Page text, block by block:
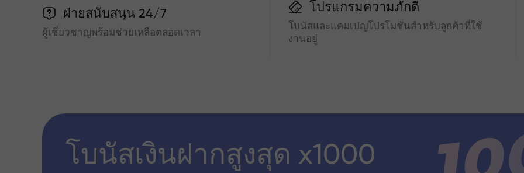
ฝ่ายสนับสนุน 24/7
ผู้เชี่ยวชาญพร้อมช่วยเหลือตลอดเวลา
โปรแกรมความภักดี
โบนัสและแคมเปญโปรโมชั่นสำหรับลูกค้าที่ใช้
งานอยู่
โบนัสเงินฝากสูงสุด x1000